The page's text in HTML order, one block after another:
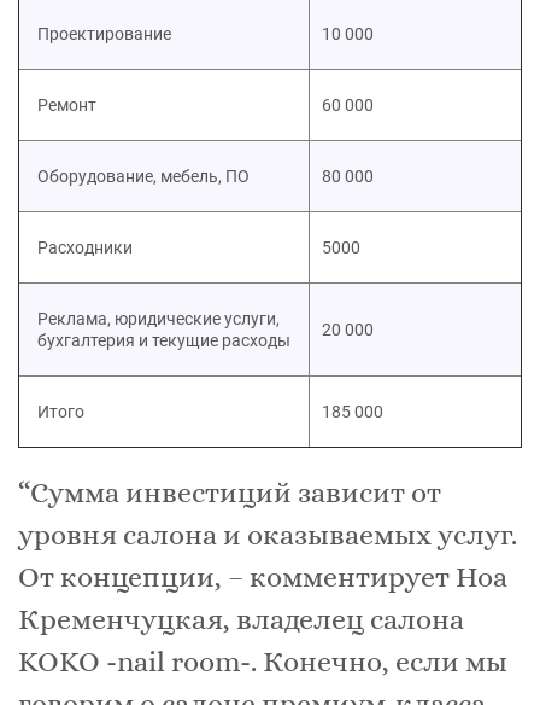
Проектирование 10 000
Ремонт 60 000
Оборудование, мебель, ПО 80 000
Расходники 5000
Реклама, юридические услуги,
бухгалтерия и текущие расходы
20 000
Итого 185 000
“Сумма инвестиций зависит от
уровня салона и оказываемых услуг.
От концепции, – комментирует Ноа
Кременчуцкая, владелец салона
KOKO -nail room-. Конечно, если мы